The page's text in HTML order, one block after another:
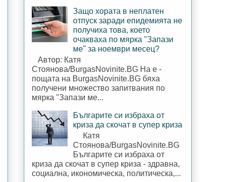
Защо хората в неплатен
отпуск заради епидемията не
получиха това, което
очакваха по мярка "Запази
ме" за ноември месец?
Автор: Катя
Стоянова/BurgasNovinite.BG На е -
пощата на BurgasNovinite.BG бяха
получени множество запитвания по
мярка "Запази ме...
Българите си избраха от
криза да скочат в супер криза
Катя
Стоянова/BurgasNovinite.BG
Българите си избраха от
криза да скочат в супер криза - здравна,
социална, икономическа, политическа,...